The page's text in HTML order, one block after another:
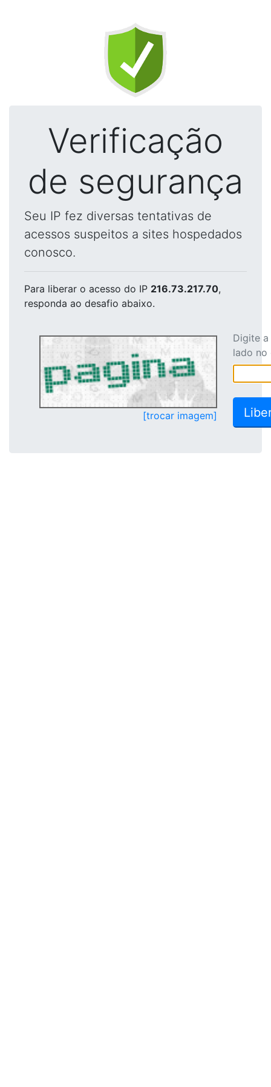
Verificação
de segurança
Seu IP fez diversas tentativas de
acessos suspeitos a sites hospedados
conosco.
Para liberar o acesso do IP 216.73.217.70,
responda ao desafio abaixo.
[trocar imagem]
Digite
lado no